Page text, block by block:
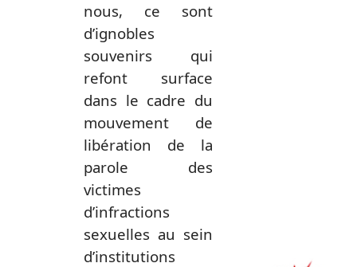
nous, ce sont
d’ignobles
souvenirs qui
refont surface
dans le cadre du
mouvement de
libération de la
parole des
victimes
d’infractions
sexuelles au sein
d’institutions